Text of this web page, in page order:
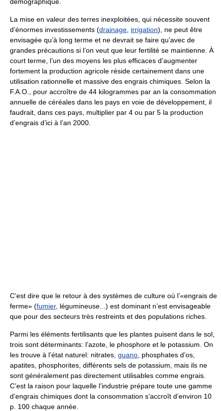
La mise en valeur des terres inexploitées, qui nécessite souvent
d’énormes investissements (drainage irrigation), ne peut être
envisagée qu’à long terme et ne devrait se faire qu’avec de
grandes précautions si l’on veut que leur fertilité se maintienne. À
court terme, l’un des moyens les plus efficaces d’augmenter
fortement la production agricole réside certainement dans une
utilisation rationnelle et massive des engrais chimiques. Selon la
F.A.O., pour accroître de 44 kilogrammes par an la consommation
annuelle de céréales dans les pays en voie de développement, il
faudrait, dans ces pays, multiplier par 4 ou par 5 la production
d’engrais d’ici à l’an 2000.
C’est dire que le retour à des systèmes de culture où l’«engrais de
ferme» (fumier, légumineuse...) est dominant n’est envisageable
que pour des secteurs très restreints et des populations riches.
Parmi les éléments fertilisants que les plantes puisent dans le sol,
trois sont déterminants: l’azote, le phosphore et le potassium. On
les trouve à l’état naturel: nitrates, guano , phosphates d’os,
apatites, phosphorites, différents sels de potassium, mais ils ne
sont généralement pas directement utilisables comme engrais.
C’est la raison pour laquelle l’industrie prépare toute une gamme
d’engrais chimiques dont la consommation s’accroît d’environ 10
p. 100 chaque année.